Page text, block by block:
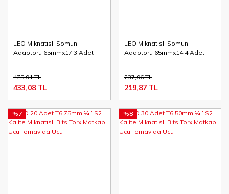
LEO Mıknatıslı Somun
Adaptörü 65mmx17 3 Adet
475,91 TL
433,08 TL
LEO Mıknatıslı Somun
Adaptörü 65mmx14 4 Adet
237,96 TL
219,87 TL
%7 %8